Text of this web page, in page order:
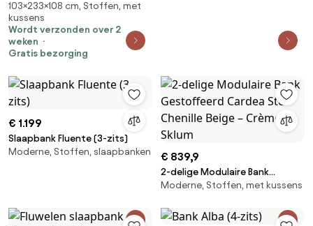
Aanwezig, Beige,
103x233x108cm, 94 kg, Poten:
Hout
103×233×108 cm, Stoffen, met
kussens
Wordt verzonden over 2
weken
Gratis bezorging
€ 1.199
Slaapbank Fluente (3-zits)
Moderne, Stoffen, slaapbanken
€ 839,9
2-delige Modulaire Bank
Gestoffeerd Cardea Stof
Moderne, Stoffen, met kussens